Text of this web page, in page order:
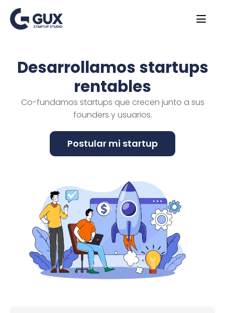
Desarrollamos startups
rentables
Co-fundamos startups que crecen junto a sus
founders y usuarios.